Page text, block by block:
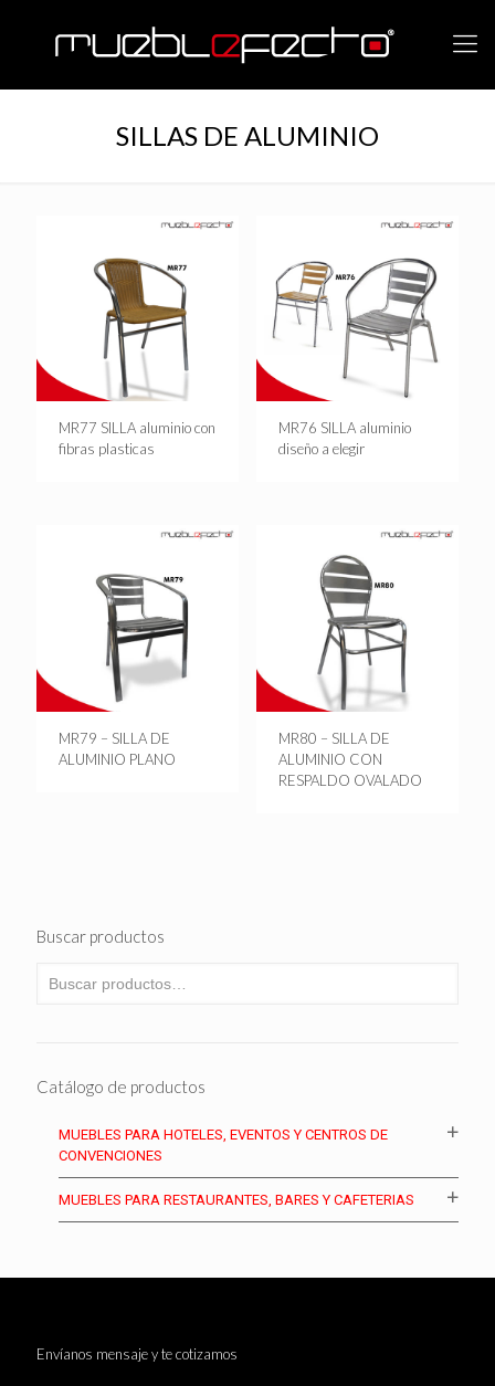
SILLAS DE ALUMINIO
MR77 SILLA aluminio con
fibras plasticas
MR76 SILLA aluminio
diseño a elegir
MR79 – SILLA DE
ALUMINIO PLANO
MR80 – SILLA DE
ALUMINIO CON
RESPALDO OVALADO
Buscar productos
Catálogo de productos
MUEBLES PARA HOTELES, EVENTOS Y CENTROS DE
CONVENCIONES
MUEBLES PARA RESTAURANTES, BARES Y CAFETERIAS
Envíanos mensaje y te cotizamos